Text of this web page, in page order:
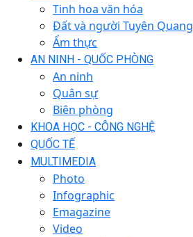
Tinh hoa văn hóa
Đất và người Tuyên Quang
Ẩm thực
AN NINH - QUỐC PHÒNG
An ninh
Quân sự
Biên phòng
KHOA HỌC - CÔNG NGHỆ
QUỐC TẾ
MULTIMEDIA
Photo
Infographic
Emagazine
Video